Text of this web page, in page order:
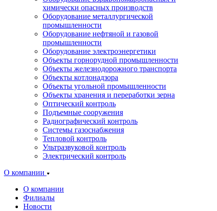
химически опасных производств
Оборудование металлургической
промышленности
Оборудование нефтяной и газовой
промышленности
Оборудование электроэнергетики
Объекты горнорудной промышленности
Объекты железнодорожного транспорта
Объекты котлонадзора
Объекты угольной промышленности
Объекты хранения и переработки зерна
Оптический контроль
Подъемные сооружения
Радиографический контроль
Системы газоснабжения
Тепловой контроль
Ультразвуковой контроль
Электрический контроль
О компании
О компании
Филиалы
Новости